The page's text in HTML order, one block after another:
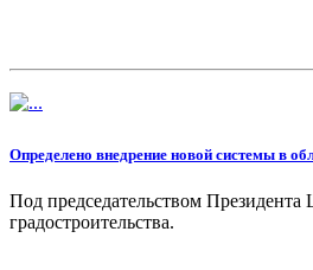
Определено внедрение новой системы в
Под председательством Президента
градостроительства.